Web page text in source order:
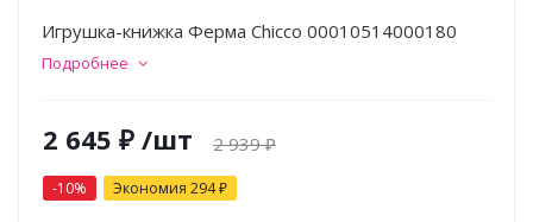
Игрушка-книжка Ферма Chicco 00010514000180
Подробнее
2 645 ₽ /шт 2 939₽
-10% Экономия 294₽